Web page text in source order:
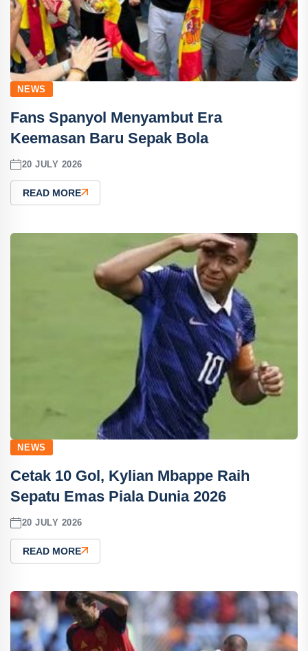
NEWS
Fans Spanyol Menyambut Era
Keemasan Baru Sepak Bola
20 JULY 2026
READ MORE
NEWS
Cetak 10 Gol, Kylian Mbappe Raih
Sepatu Emas Piala Dunia 2026
20 JULY 2026
READ MORE